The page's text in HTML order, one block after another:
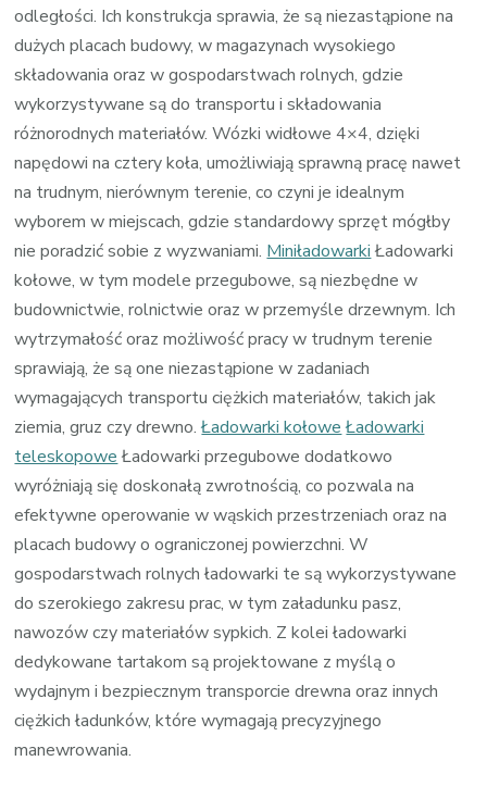
odległości. Ich konstrukcja sprawia, że są niezastąpione na
dużych placach budowy, w magazynach wysokiego
składowania oraz w gospodarstwach rolnych, gdzie
wykorzystywane są do transportu i składowania
różnorodnych materiałów. Wózki widłowe 4×4, dzięki
napędowi na cztery koła, umożliwiają sprawną pracę nawet
na trudnym, nierównym terenie, co czyni je idealnym
wyborem w miejscach, gdzie standardowy sprzęt mógłby
nie poradzić sobie z wyzwaniami. Miniładowarki Ładowarki
kołowe, w tym modele przegubowe, są niezbędne w
budownictwie, rolnictwie oraz w przemyśle drzewnym. Ich
wytrzymałość oraz możliwość pracy w trudnym terenie
sprawiają, że są one niezastąpione w zadaniach
wymagających transportu ciężkich materiałów, takich jak
ziemia, gruz czy drewno.Ładowarki kołowe Ładowarki
teleskopowe Ładowarki przegubowe dodatkowo
wyróżniają się doskonałą zwrotnością, co pozwala na
efektywne operowanie w wąskich przestrzeniach oraz na
placach budowy o ograniczonej powierzchni. W
gospodarstwach rolnych ładowarki te są wykorzystywane
do szerokiego zakresu prac, w tym załadunku pasz,
nawozów czy materiałów sypkich. Z kolei ładowarki
dedykowane tartakom są projektowane z myślą o
wydajnym i bezpiecznym transporcie drewna oraz innych
ciężkich ładunków, które wymagają precyzyjnego
manewrowania.